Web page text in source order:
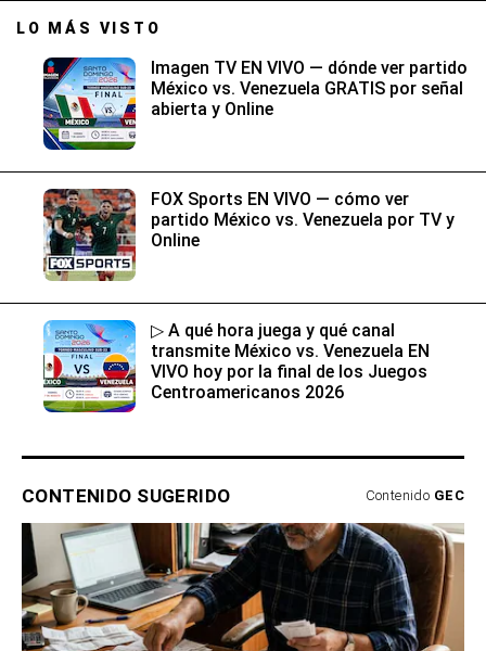
LO MÁS VISTO
Imagen TV EN VIVO — dónde ver partido
México vs. Venezuela GRATIS por señal
abierta y Online
FOX Sports EN VIVO — cómo ver
partido México vs. Venezuela por TV y
Online
▷ A qué hora juega y qué canal
transmite México vs. Venezuela EN
VIVO hoy por la final de los Juegos
Centroamericanos 2026
CONTENIDO SUGERIDO Contenido GEC